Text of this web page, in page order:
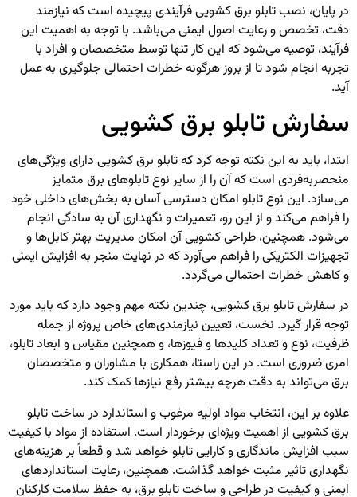
در پایان، نصب تابلو برق کشویی فرآیندی پیچیده است که نیازمند
دقت، تخصص و رعایت اصول ایمنی می‌باشد. با توجه به اهمیت این
فرآیند، توصیه می‌شود که این کار تنها توسط متخصصان و افراد با
تجربه انجام شود تا از بروز هرگونه خطرات احتمالی جلوگیری به عمل
آید.
سفارش تابلو برق کشویی
ابتدا، باید به این نکته توجه کرد که تابلو برق کشویی دارای ویژگی‌های
منحصربه‌فردی است که آن را از سایر نوع تابلوهای برق متمایز
می‌سازد. این نوع تابلو امکان دسترسی آسان به بخش‌های داخلی خود
را فراهم می‌کند و از این رو، تعمیرات و نگهداری آن به سادگی انجام
می‌شود. همچنین، طراحی کشویی آن امکان مدیریت بهتر کابل‌ها و
تجهیزات الکتریکی را فراهم می‌آورد که در نهایت منجر به افزایش ایمنی
و کاهش خطرات احتمالی می‌گردد.
در سفارش تابلو برق کشویی، چندین نکته مهم وجود دارد که باید مورد
توجه قرار گیرد. نخست، تعیین نیازمندی‌های خاص پروژه از جمله
ظرفیت، نوع و تعداد کلیدها و فیوزها، و همچنین مقیاس و ابعاد تابلو،
امری ضروری است. در این راستا، همکاری با مشاوران و متخصصان
برق می‌تواند به دقت هرچه بیشتر رفع نیازها کمک کند.
علاوه بر این، انتخاب مواد اولیه مرغوب و استاندارد در ساخت تابلو
برق کشویی از اهمیت ویژه‌ای برخوردار است. استفاده از مواد با کیفیت
سبب افزایش ماندگاری و کارایی تابلو خواهد شد و قطعاً بر هزینه‌های
نگهداری تاثیر مثبت خواهد گذاشت. همچنین، رعایت استانداردهای
ایمنی و کیفیت در طراحی و ساخت تابلو برق، به حفظ سلامت کارکنان